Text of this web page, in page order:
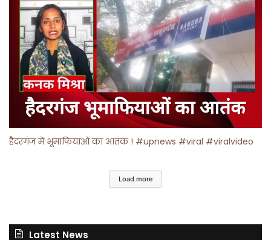
हैदरगंज में भूमाफियाओं का आतंक ! #upnews #viral #viralvideo
Load more
Latest News